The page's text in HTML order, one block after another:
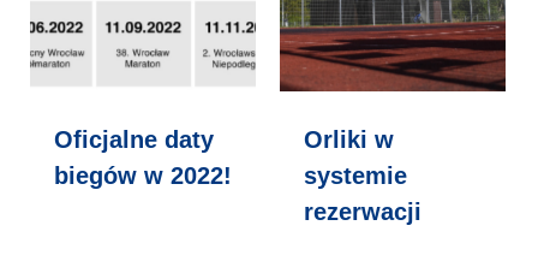
Oficjalne daty
biegów w 2022!
Orliki w
systemie
rezerwacji